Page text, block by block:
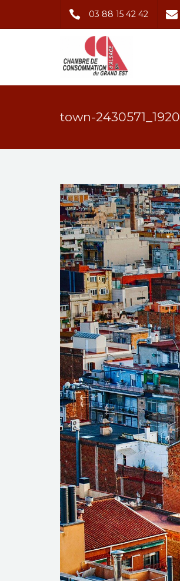
03 88 15 42 42
town-2430571_1920